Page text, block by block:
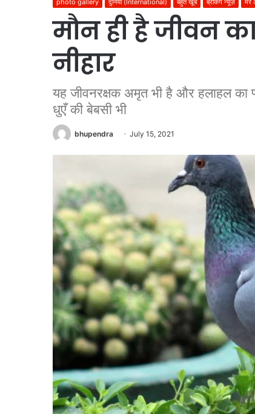
photo gallery दुनिया (International) बहुत खूब ब्रेकिंग न्यूज़ मेरे
मौन ही है जीवन
नीहार
यह जीवनरक्षक अमृत भी है और हलाहल का
धुएँ की बेबसी भी
bhupendra July 15, 2021